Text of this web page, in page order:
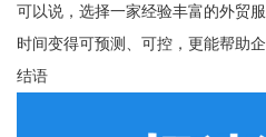
可以说，选择一家经验丰富的外贸
时间变得可预测、可控，更能帮助
结语